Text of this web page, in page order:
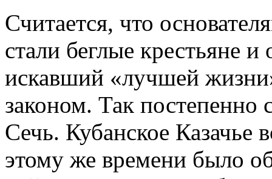
Считается, что
стали беглые крестьяне
искавший «лучшей
законом. Так постепенно
Сечь. Кубанское Казачье
этому же времени было